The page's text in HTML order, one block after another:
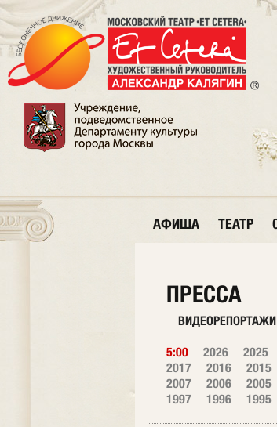
АФИША ТЕАТР
ПРЕССА
ВИДЕОРЕПОРТАЖИ
5:00 2026 2025
2017
2016 2015
2007
2006 2005
1997
1996 1995